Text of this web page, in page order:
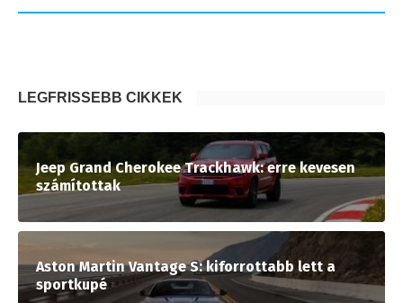
LEGFRISSEBB CIKKEK
Jeep Grand Cherokee Trackhawk: erre kevesen
számítottak
Aston Martin Vantage S: kiforrottabb lett a
sportkupé